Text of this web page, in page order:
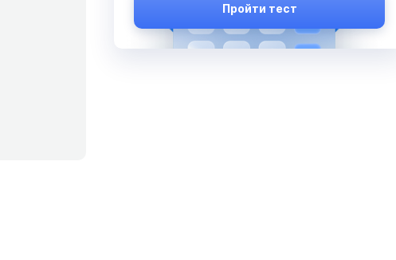
Пройти тест